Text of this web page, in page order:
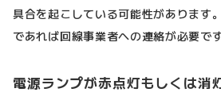
具合を起こしている可能性があります
であれば回線事業者への連絡が必要です
電源ランプが赤点灯もしくは消